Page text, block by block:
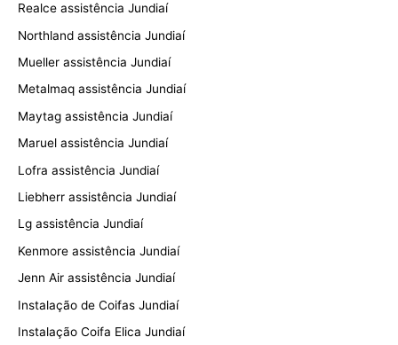
Realce assistência Jundiaí
Northland assistência Jundiaí
Mueller assistência Jundiaí
Metalmaq assistência Jundiaí
Maytag assistência Jundiaí
Maruel assistência Jundiaí
Lofra assistência Jundiaí
Liebherr assistência Jundiaí
Lg assistência Jundiaí
Kenmore assistência Jundiaí
Jenn Air assistência Jundiaí
Instalação de Coifas Jundiaí
Instalação Coifa Elica Jundiaí